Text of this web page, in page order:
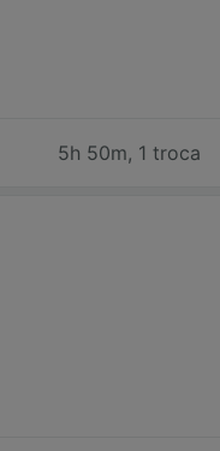
5h 50m, 1 troca